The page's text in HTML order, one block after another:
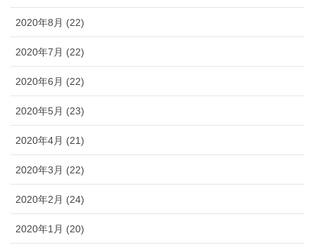
2020年8月 (22)
2020年7月 (22)
2020年6月 (22)
2020年5月 (23)
2020年4月 (21)
2020年3月 (22)
2020年2月 (24)
2020年1月 (20)